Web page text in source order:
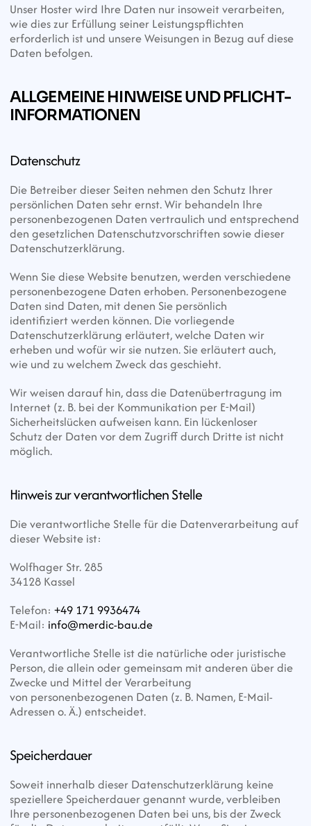
Unser Hoster wird Ihre Daten nur insoweit verarbeiten,
wie dies zur Erfüllung seiner Leistungspflichten
erforderlich ist und unsere Weisungen in Bezug auf diese
Daten befolgen.
ALLGEMEINE HINWEISE UND PFLICHT­
INFORMATIONEN
Datenschutz
Die Betreiber dieser Seiten nehmen den Schutz Ihrer
persönlichen Daten sehr ernst. Wir behandeln Ihre
personenbezogenen Daten vertraulich und entsprechend
den gesetzlichen Datenschutzvorschriften sowie dieser
Datenschutzerklärung.
Wenn Sie diese Website benutzen, werden verschiedene
personenbezogene Daten erhoben. Personenbezogene
Daten sind Daten, mit denen Sie persönlich
identifiziert werden können. Die vorliegende
Datenschutzerklärung erläutert, welche Daten wir
erheben und wofür wir sie nutzen. Sie erläutert auch,
wie und zu welchem Zweck das geschieht.
Wir weisen darauf hin, dass die Datenübertragung im
Internet (z. B. bei der Kommunikation per E-Mail)
Sicherheitslücken aufweisen kann. Ein lückenloser
Schutz der Daten vor dem Zugriff durch Dritte ist nicht
möglich.
Hinweis zur verantwortlichen Stelle
Die verantwortliche Stelle für die Datenverarbeitung auf
dieser Website ist:
Wolfhager Str. 285
34128 Kassel
Telefon: +49 171 9936474
E-Mail: info@merdic-bau.de
Verantwortliche Stelle ist die natürliche oder juristische
Person, die allein oder gemeinsam mit anderen über die
Zwecke und Mittel der Verarbeitung
von personenbezogenen Daten (z. B. Namen, E-Mail-
Adressen o. Ä.) entscheidet.
Speicherdauer
Soweit innerhalb dieser Datenschutzerklärung keine
speziellere Speicherdauer genannt wurde, verbleiben
Ihre personenbezogenen Daten bei uns, bis der Zweck